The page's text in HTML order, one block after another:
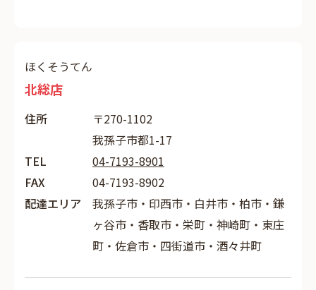
ほくそうてん
北総店
住所
〒270-1102
我孫子市都1-17
TEL
04-7193-8901
FAX
04-7193-8902
配達エリア
我孫子市・印西市・白井市・柏市・鎌
ヶ谷市・香取市・栄町・神崎町・東庄
町・佐倉市・四街道市・酒々井町